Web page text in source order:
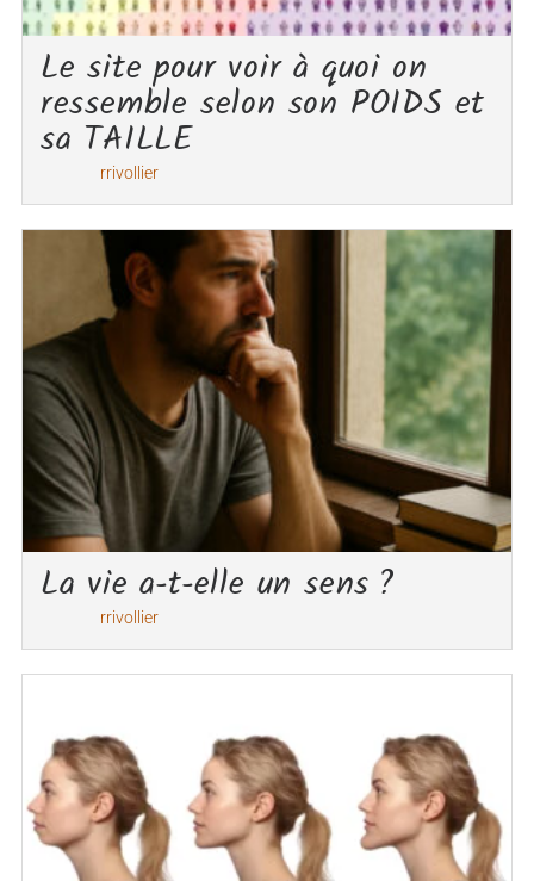
Le site pour voir à quoi on
ressemble selon son POIDS et
sa TAILLE
rrivollier
La vie a-t-elle un sens ?
rrivollier